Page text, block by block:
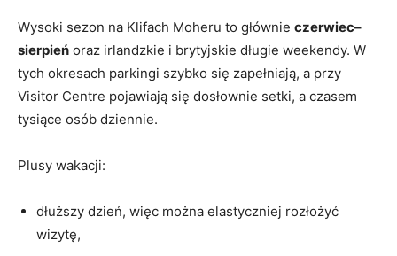
Wysoki sezon na Klifach Moheru to głównie czerwiec–
sierpień oraz irlandzkie i brytyjskie długie weekendy. W
tych okresach parkingi szybko się zapełniają, a przy
Visitor Centre pojawiają się dosłownie setki, a czasem
tysiące osób dziennie.
Plusy wakacji:
dłuższy dzień, więc można elastyczniej rozłożyć
wizytę,